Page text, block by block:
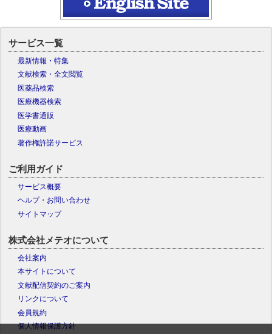
サービス一覧
最新情報・特集
文献検索・全文閲覧
医薬品検索
医療機器検索
医学書通販
医療動画
著作権許諾サービス
ご利用ガイド
サービス概要
ヘルプ・お問い合わせ
サイトマップ
株式会社メテオについて
会社案内
本サイトについて
文献配信契約のご案内
リンクについて
会員規約
個人情報保護方針